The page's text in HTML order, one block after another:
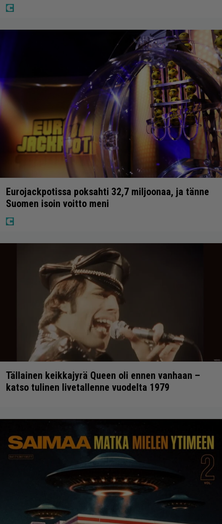
Eurojackpotissa poksahti 32,7 miljoonaa, ja tänne
Suomen isoin voitto meni
Tällainen keikkajyrä Queen oli ennen vanhaan –
katso tulinen livetallenne vuodelta 1979